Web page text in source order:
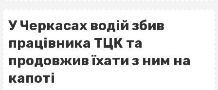
У Черкасах водій збив
працівника ТЦК та
продовжив їхати з ним на
капоті